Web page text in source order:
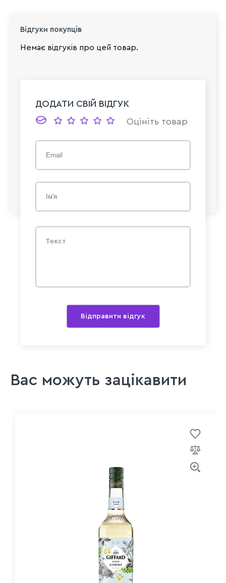
Відгуки покупців
Немає відгуків про цей товар.
ДОДАТИ СВІЙ ВІДГУК
Оцініть товар
Відправити відгук
Вас можуть зацікавити